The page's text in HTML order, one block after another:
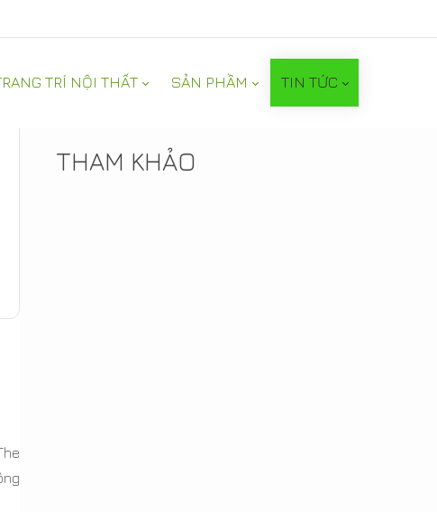
TRÍ NỘI THẤT SẢN PHẦM TIN TỨC
TIN NỔI BẬT
THAM KHẢO